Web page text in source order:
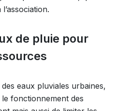
de pluie pour
eaux pluviales urbaines,
fonctionnement des